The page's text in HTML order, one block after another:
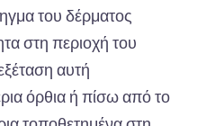
του δέρματος
στη περιοχή του
αυτή
όρθια ή πίσω από το